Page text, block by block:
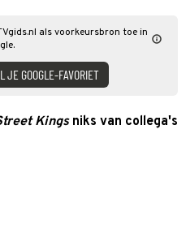
als voorkeursbron toe in
JE GOOGLE-FAVORIET
Kingsniks van collega's